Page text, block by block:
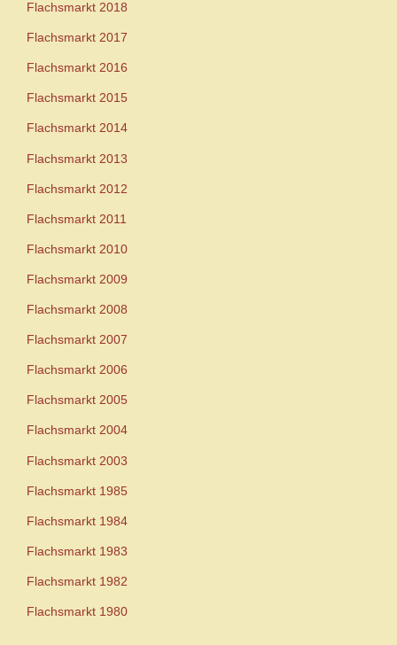
Flachsmarkt 2018
Flachsmarkt 2017
Flachsmarkt 2016
Flachsmarkt 2015
Flachsmarkt 2014
Flachsmarkt 2013
Flachsmarkt 2012
Flachsmarkt 2011
Flachsmarkt 2010
Flachsmarkt 2009
Flachsmarkt 2008
Flachsmarkt 2007
Flachsmarkt 2006
Flachsmarkt 2005
Flachsmarkt 2004
Flachsmarkt 2003
Flachsmarkt 1985
Flachsmarkt 1984
Flachsmarkt 1983
Flachsmarkt 1982
Flachsmarkt 1980